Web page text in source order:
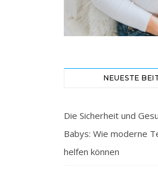
NEUESTE
Die Sicherheit und
Babys: Wie moderne
helfen können